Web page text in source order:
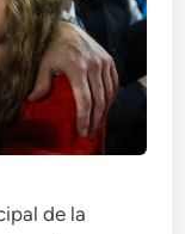
de la